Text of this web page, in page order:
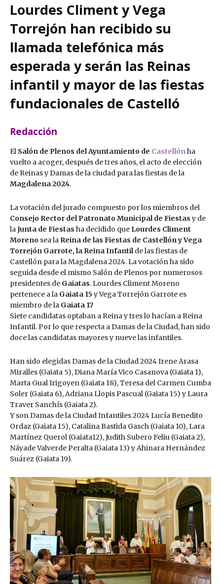
Lourdes Climent y Vega
Torrejón han recibido su
llamada telefónica más
esperada y serán las Reinas
infantil y mayor de las fiestas
fundacionales de Castelló
Redacción
El Salón de Plenos del Ayuntamiento de Castellónha
vuelto a acoger, después de tres años, el acto de elección
de Reinas y Damas de la ciudad para las fiestas de la
Magdalena 2024.
La votación del jurado compuesto por los miembros del
Consejo Rector del Patronato Municipal de Fiestasy de
laJunta de Fiestas ha decidido que Lourdes Climent
Moreno sea la Reina de las Fiestas de Castellón y Vega
Torrejón Garrote, la Reina Infantilde las fiestas de
Castellón para la Magdalena 2024. La votación ha sido
seguida desde el mismo Salón de Plenos por numerosos
presidentes de Gaiatas. Lourdes Climent Moreno
pertenece a la Gaiata 15y Vega Torrejón Garrote es
miembro de la Gaiata 17
Siete candidatas optaban a Reina y tres lo hacían a Reina
Infantil. Por lo que respecta a Damas de la Ciudad, han sido
doce las candidatas mayores y nueve las infantiles.
Han sido elegidas Damas de la Ciudad 2024 Irene Arasa
Miralles (Gaiata 5), Diana María Vico Casanova (Gaiata 1),
Marta Gual Irigoyen (Gaiata 18), Teresa del Carmen Cumba
Soler (Gaiata 6), Adriana Llopis Pascual (Gaiata 15) y Laura
Traver Sanchís (Gaiata 2).
Y son Damas de la Ciudad Infantiles 2024 Lucía Benedito
Ordaz (Gaiata 15), Catalina Bastida Gasch (Gaiata 10), Lara
Martínez Querol (Gaiata12), Judith Subero Feliu (Gaiata 2),
Náyade Valverde Peralta (Gaiata 13) y Ahinara Hernández
Suárez (Gaiata 19).